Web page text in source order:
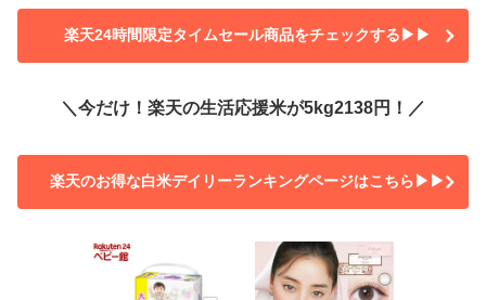
楽天24時間限定タイムセール商品をチェックする▶▶
＼今だけ！楽天の生活応援米が5kg2138円！／
楽天のお得な白米デイリーランキングページはこちら▶▶